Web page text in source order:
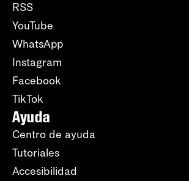
RSS
YouTube
WhatsApp
Instagram
Facebook
TikTok
Ayuda
Centro de ayuda
Tutoriales
Accesibilidad